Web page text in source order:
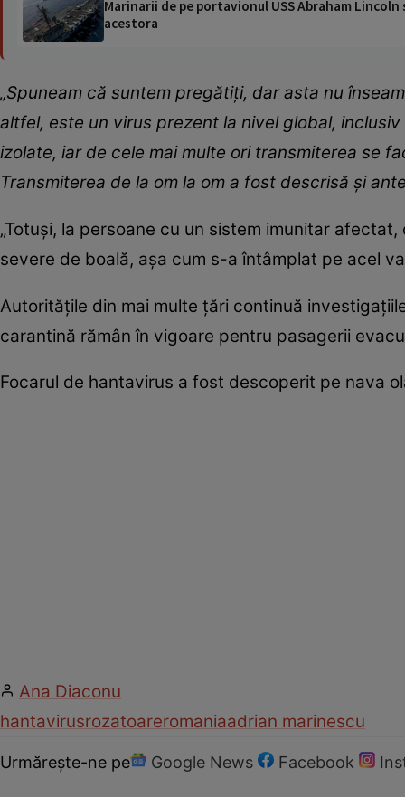
Marinarii de pe portavionul USS Abraham
acestora
„Spuneam că suntem pregătiți, dar asta nu
altfel, este un virus prezent la nivel global,
izolate, iar de cele mai multe ori transmiterea se
Transmiterea de la om la om a fost descrisă și
„Totuși, la persoane cu un sistem imunitar
severe de boală, așa cum s-a întâmplat pe acel
Autoritățile din mai multe țări continuă
carantină rămân în vigoare pentru pasagerii
Focarul de hantavirus a fost descoperit pe nava
Ana Diaconu
hantavirusrozatoareromaniaadrian marinescu
Urmărește-ne pe Google News Facebook